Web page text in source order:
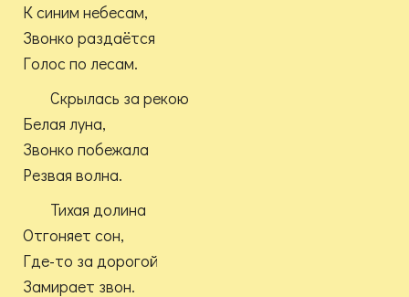
К синим небесам,
Звонко раздаётся
Голос по лесам.
Скрылась за рекою
Белая луна,
Звонко побежала
Резвая волна.
Тихая долина
Отгоняет сон,
Где-то за дорогой
Замирает звон.